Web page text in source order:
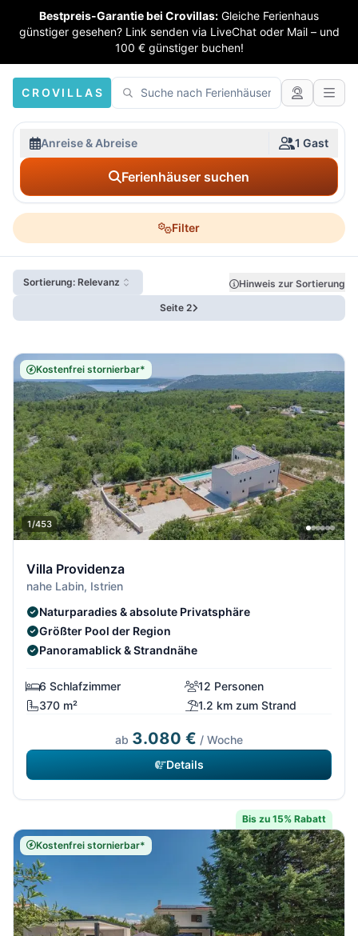
Bestpreis-Garantie bei Crovillas: Gleiche Ferienhaus
günstiger gesehen? Link senden via LiveChat oder Mail – und
100 € günstiger buchen!
CROVILLAS
Anreise & Abreise 1 Gast
Ferienhäuser suchen
Filter
Sortierung: Relevanz
Hinweis zur Sortierung
Seite 2
Kostenfrei stornierbar*
1/453
Villa Providenza
nahe Labin, Istrien
Naturparadies & absolute Privatsphäre
Größter Pool der Region
Panoramablick & Strandnähe
6 Schlafzimmer
12 Personen
370 m²
1.2 km zum Strand
ab 3.080 € / Woche
Details
Bis zu 15% Rabatt
Kostenfrei stornierbar*